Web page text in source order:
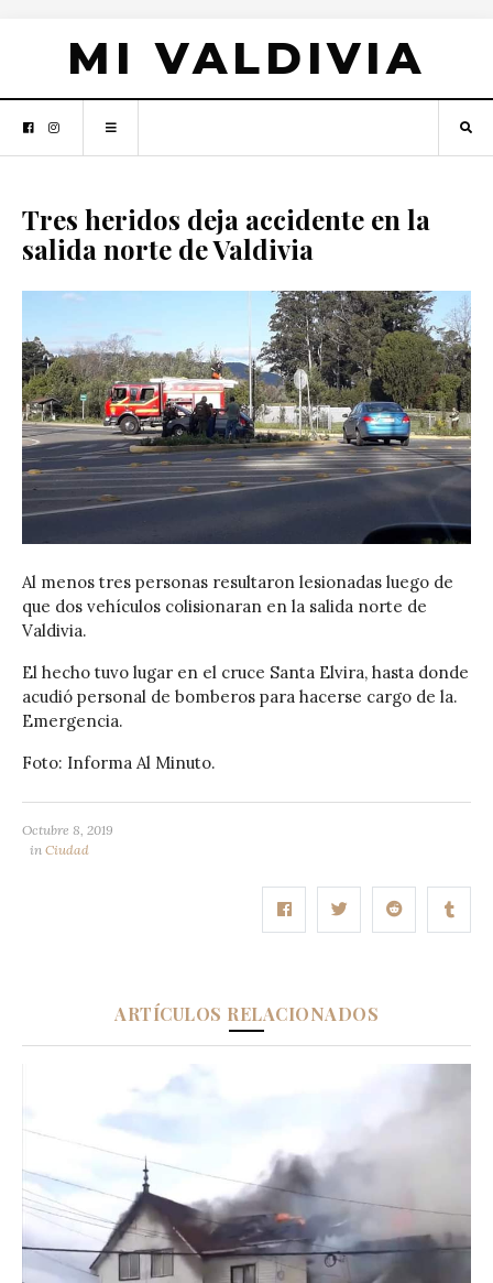
MI VALDIVIA
Tres heridos deja accidente en la
salida norte de Valdivia
Al menos tres personas resultaron lesionadas luego de
que dos vehículos colisionaran en la salida norte de
Valdivia.
El hecho tuvo lugar en el cruce Santa Elvira, hasta donde
acudió personal de bomberos para hacerse cargo de la.
Emergencia.
Foto: Informa Al Minuto.
Octubre 8, 2019
in Ciudad
ARTÍCULOS RELACIONADOS